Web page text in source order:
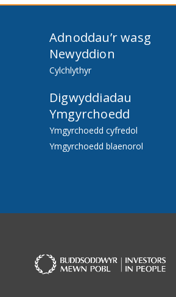
Adnoddau’r wasg
Newyddion
Cylchlythyr
Digwyddiadau
Ymgyrchoedd
Ymgyrchoedd cyfredol
Ymgyrchoedd blaenorol